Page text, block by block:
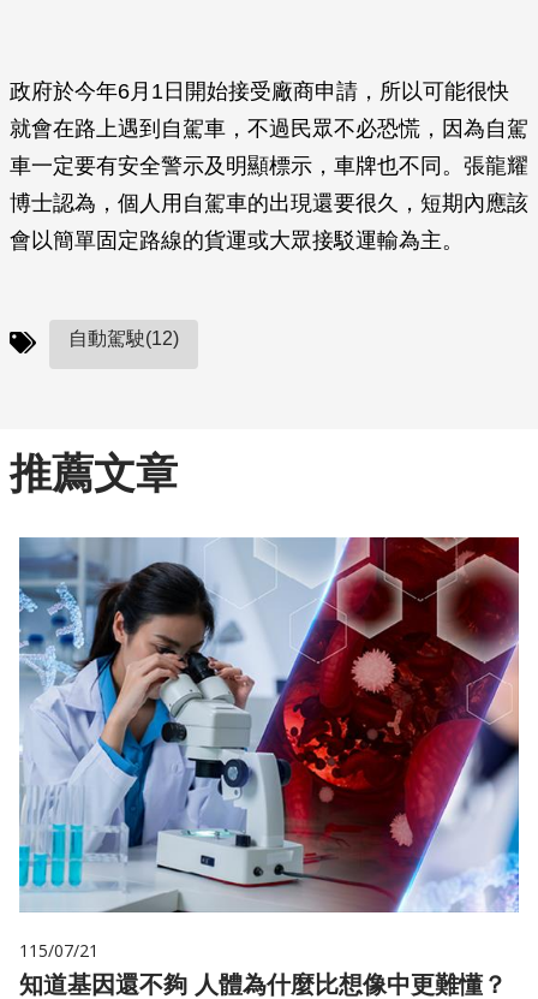
政府於今年6月1日開始接受廠商申請，所以可能很快
就會在路上遇到自駕車，不過民眾不必恐慌，因為自駕
車一定要有安全警示及明顯標示，車牌也不同。張龍耀
博士認為，個人用自駕車的出現還要很久，短期內應該
會以簡單固定路線的貨運或大眾接駁運輸為主。
自動駕駛(12)
推薦文章
115/07/21
知道基因還不夠 人體為什麼比想像中更難懂？